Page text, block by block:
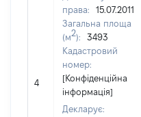
4
права:
15.07.2011
Загальна площа
(м2):
3493
Кадастровий
номер:
[Конфіденційна
інформація]
Декларує: